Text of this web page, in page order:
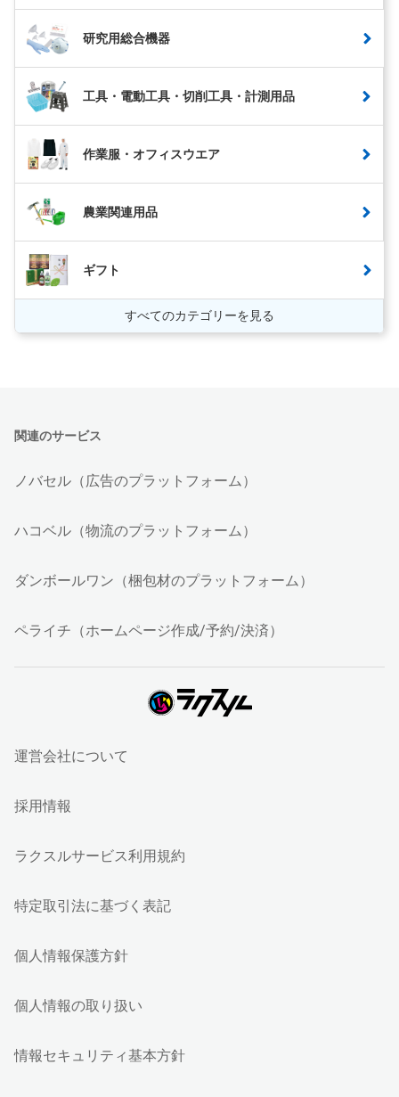
研究用総合機器
工具・電動工具・切削工具・計測用品
作業服・オフィスウエア
農業関連用品
ギフト
すべてのカテゴリーを見る
関連のサービス
ノバセル（広告のプラットフォーム）
ハコベル（物流のプラットフォーム）
ダンボールワン（梱包材のプラットフォーム）
ペライチ（ホームページ作成/予約/決済）
運営会社について
採用情報
ラクスルサービス利用規約
特定取引法に基づく表記
個人情報保護方針
個人情報の取り扱い
情報セキュリティ基本方針